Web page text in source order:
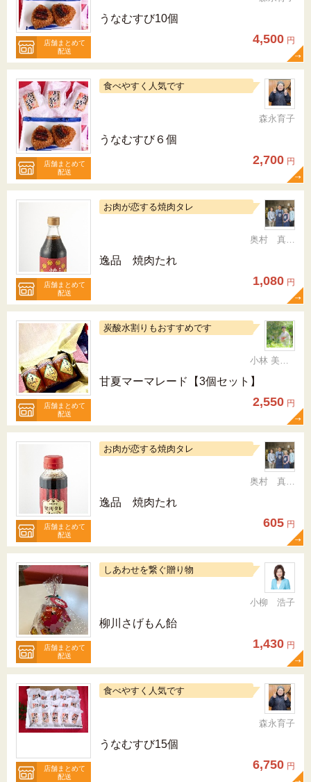
店舗まとめて
配送
うなむすび10個
4,500 円
店舗まとめて
配送
食べやすく人気です
森永育子
うなむすび６個
2,700 円
店舗まとめて
配送
お肉が恋する焼肉タレ
奥村 真（ちか）
逸品 焼肉たれ
1,080 円
店舗まとめて
配送
炭酸水割りもおすすめです
小林 美智代
甘夏マーマレード【3個セット】
2,550 円
店舗まとめて
配送
お肉が恋する焼肉タレ
奥村 真（ちか）
逸品 焼肉たれ
605 円
店舗まとめて
配送
しあわせを繋ぐ贈り物
小柳 浩子
柳川さげもん飴
1,430 円
店舗まとめて
配送
食べやすく人気です
森永育子
うなむすび15個
6,750 円